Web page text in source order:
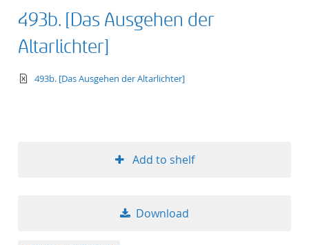
493b. [Das Ausgehen der
Altarlichter]
text/xml
493b. [Das Ausgehen der Altarlichter]
Add to shelf
Download